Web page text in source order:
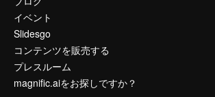
イベント
Slidesgo
コンテンツを販売する
プレスルーム
magnific.aiをお探しですか？